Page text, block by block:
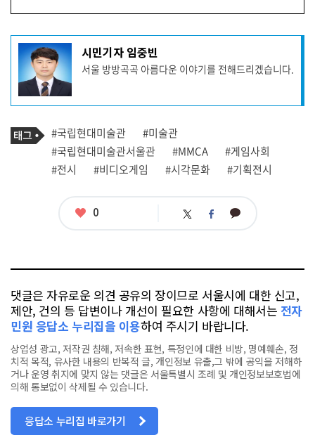
기
사
작
성
자
프
필
시민기자 임중빈
서울 방방곡곡 아름다운 이야기를 전해드리겠습니다.
기
사
관
련
태
태
그
#국립현대미술관
#미술관
#국립현대미술관서울관
#MMCA
#게임사회
#전시
#비디오게임 #시각문화 #기획전시
좋
0 트 페 카
댓글은 자유로운 의견 공유의 장이므로 서울시에 대한 신고,
제안, 건의 등 답변이나 개선이 필요한 사항에 대해서는 전자
민원 응답소 누리집을 이용하여 주시기 바랍니다.
상업성 광고, 저작권 침해, 저속한 표현, 특정인에 대한 비방, 명예훼손, 정
치적 목적, 유사한 내용의 반복적 글, 개인정보 유출,그 밖에 공익을 저해하
거나 운영 취지에 맞지 않는 댓글은 서울특별시 조례 및 개인정보보호법에
의해 통보없이 삭제될 수 있습니다.
응답소 누리집 바로가기